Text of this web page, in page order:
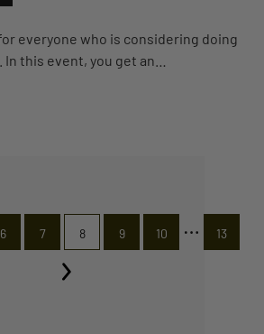
everyone who is considering doing
this event, you get an…
6 7 8 9 10 … 13